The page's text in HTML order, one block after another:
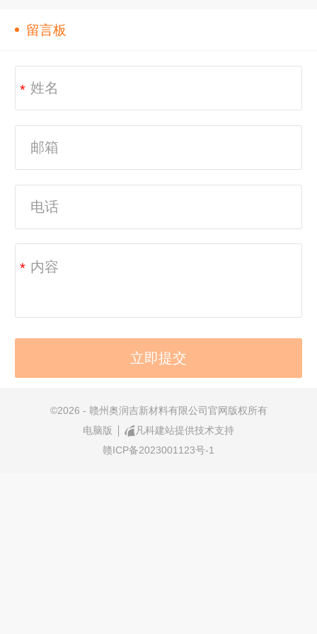
留言板
*
*
©2026 - 赣州奥润吉新材料有限公司官网版权所有
电脑版
凡科建站提供技术支持
赣ICP备2023001123号-1